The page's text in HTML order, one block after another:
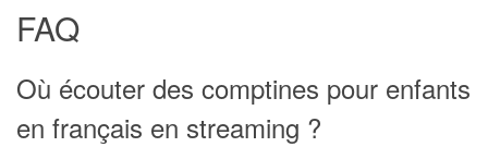
FAQ
Où écouter des comptines pour enfants
en français en streaming ?